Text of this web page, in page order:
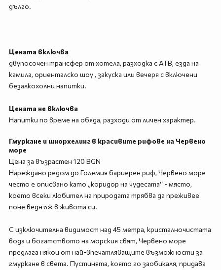
дълго.
Цената включва
двупосочен трансфер от хотела, разходка с АТВ, езда на
камила, ориенталско шоу , закуска или вечеря с включени
безалкохолни напитки.
Цената не включва
Напитки по време на обяда, разходи от личен характер.
Гмуркане и шнорхелинг в красивите рифове на Червено
море
Цена за възрастен 120 BGN
Нареждано редом до Големия бариерен риф, Червено море
често е описвано като „коридор на чудесата“ - място,
което всеки любител на природата трябва да преживее
поне веднъж в живота си.
С изключителна видимост над 45 метра, кристалночистата
вода и богатството на морския свят, Червено море
предлага някои от най-впечатляващите възможности за
гмуркане в света. Пустинята, която го заобикаля, придава